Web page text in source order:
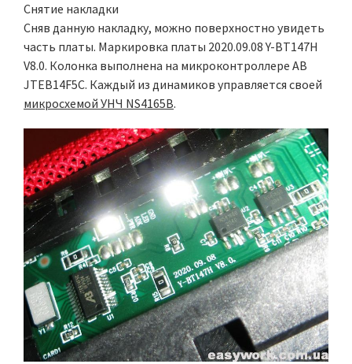
Снятие накладки
Сняв данную накладку, можно поверхностно увидеть
часть платы. Маркировка платы 2020.09.08 Y-BT147H
V8.0. Колонка выполнена на микроконтроллере AB
JTEB14F5C. Каждый из динамиков управляется своей
микросхемой УНЧ NS4165B.